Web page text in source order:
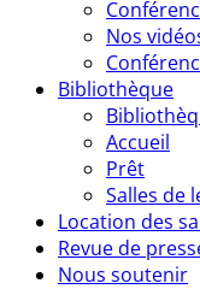
Nos
Bibliothèque
Accueil
Prêt
Salles de
Location des
Revue de
Nous soutenir